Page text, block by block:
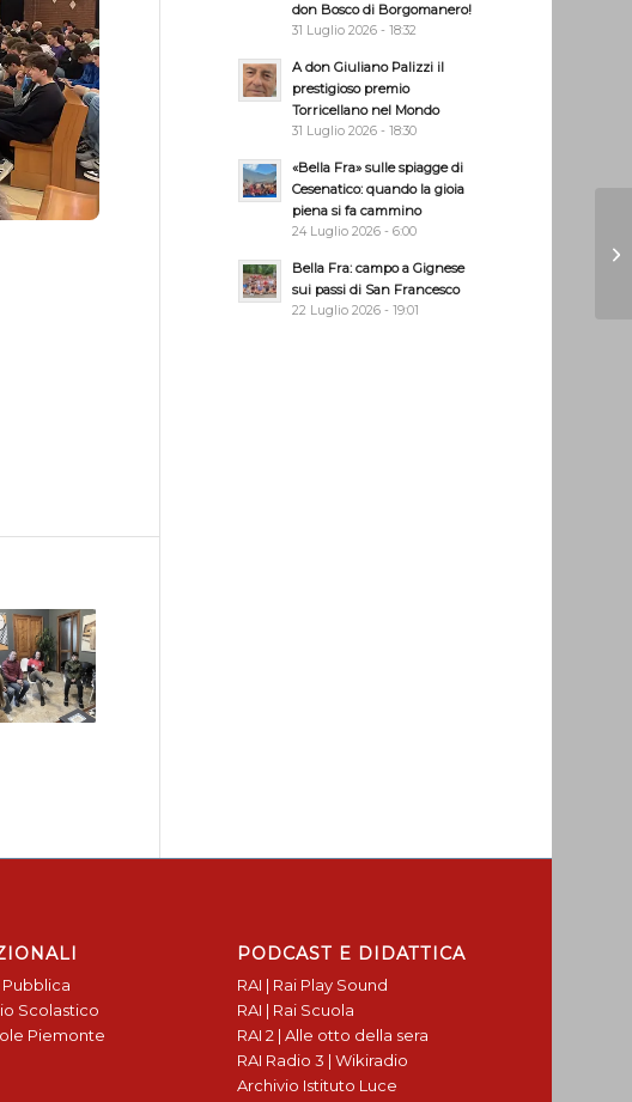
don Bosco di Borgomanero!
31 Luglio 2026 - 18:32
A don Giuliano Palizzi il
prestigioso premio
Torricellano nel Mondo
31 Luglio 2026 - 18:30
«Bella Fra» sulle spiagge di
Cesenatico: quando la gioia
piena si fa cammino
24 Luglio 2026 - 6:00
Bella Fra: campo a Gignese
sui passi di San Francesco
22 Luglio 2026 - 19:01
Scolastico
Piemonte
PODCAST E DIDATTICA
RAI | Rai Play Sound
RAI | Rai Scuola
RAI 2 | Alle otto della sera
RAI Radio 3 | Wikiradio
Archivio Istituto Luce